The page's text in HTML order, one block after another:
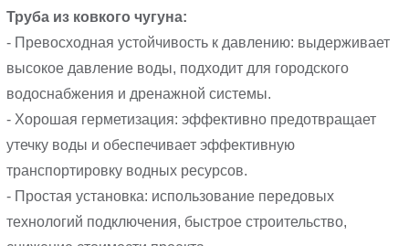
Труба из ковкого чугуна:
- Превосходная устойчивость к давлению: выдерживает
высокое давление воды, подходит для городского
водоснабжения и дренажной системы.
- Хорошая герметизация: эффективно предотвращает
утечку воды и обеспечивает эффективную
транспортировку водных ресурсов.
- Простая установка: использование передовых
технологий подключения, быстрое строительство,